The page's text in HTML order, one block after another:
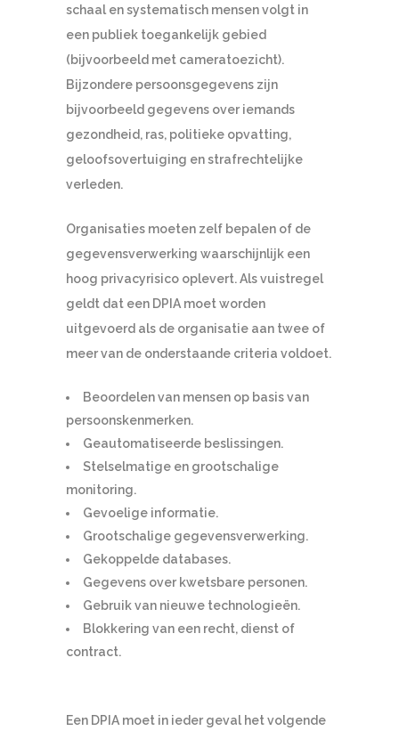
schaal en systematisch mensen volgt in
een publiek toegankelijk gebied
(bijvoorbeeld met cameratoezicht).
Bijzondere persoonsgegevens zijn
bijvoorbeeld gegevens over iemands
gezondheid, ras, politieke opvatting,
geloofsovertuiging en strafrechtelijke
verleden.
Organisaties moeten zelf bepalen of de
gegevensverwerking waarschijnlijk een
hoog privacyrisico oplevert. Als vuistregel
geldt dat een DPIA moet worden
uitgevoerd als de organisatie aan twee of
meer van de onderstaande criteria voldoet.
Beoordelen van mensen op basis van
persoonskenmerken.
Geautomatiseerde beslissingen.
Stelselmatige en grootschalige
monitoring.
Gevoelige informatie.
Grootschalige gegevensverwerking.
Gekoppelde databases.
Gegevens over kwetsbare personen.
Gebruik van nieuwe technologieën.
Blokkering van een recht, dienst of
contract.
Een DPIA moet in ieder geval het volgende